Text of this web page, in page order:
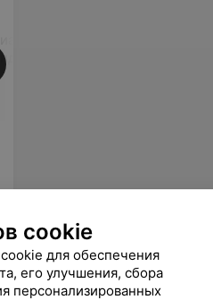
с
и красителей
cookie
для обеспечения
его улучшения, сбора
персонализированных